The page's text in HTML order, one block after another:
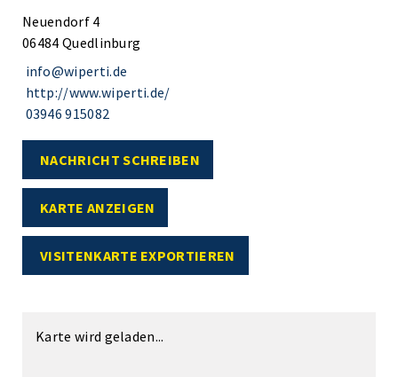
Neuendorf 4
06484 Quedlinburg
info@wiperti.de
http://www.wiperti.de/
03946 915082
NACHRICHT SCHREIBEN
KARTE ANZEIGEN
VISITENKARTE EXPORTIEREN
Karte wird geladen...